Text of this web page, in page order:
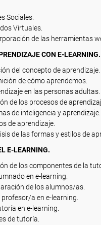
Sociales.
Virtuales.
de las herramientas
CON E-LEARNING.
del concepto de aprendizaje.
de cómo aprendemos.
en las personas adultas.
de los procesos de
de inteligencia y aprendizaje.
de aprendizaje.
de las formas y estilos de
E-LEARNING.
de los componentes de la
en e-learning.
de los alumnos/as.
profesor/a en e-learning.
en e-learning.
de tutoría.